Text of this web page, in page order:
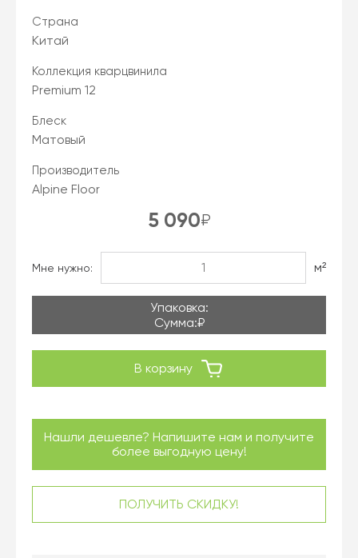
Страна
Китай
Коллекция кварцвинила
Premium 12
Блеск
Матовый
Производитель
Alpine Floor
5 090₽
Мне нужно: м²
Упаковка:
Сумма:₽
В корзину
Нашли дешевле? Напишите нам и получите
более выгодную цену!
ПОЛУЧИТЬ СКИДКУ!